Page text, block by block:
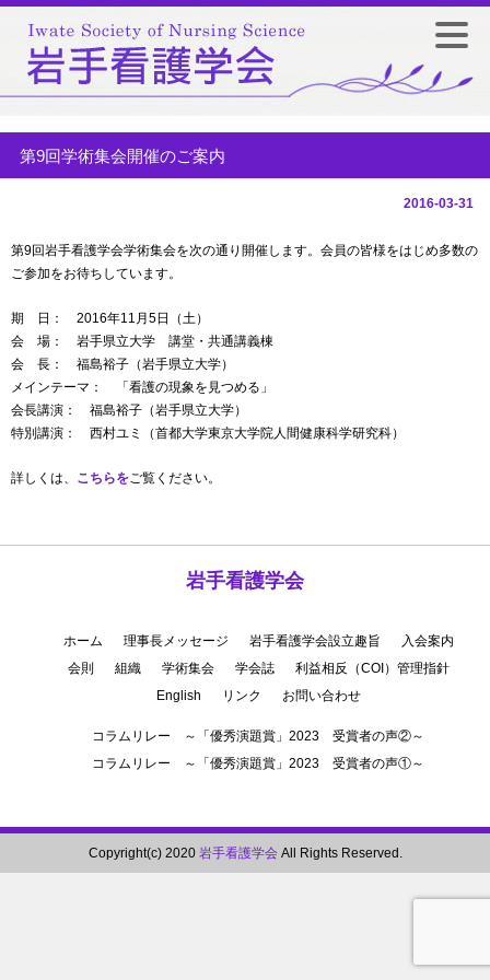
第9回学術集会開催のご案内
2016-03-31
第9回岩手看護学会学術集会を次の通り開催します。会員の皆様をはじめ多数の
ご参加をお待ちしています。
期 日： 2016年11月5日（土）
会 場： 岩手県立大学 講堂・共通講義棟
会 長： 福島裕子（岩手県立大学）
メインテーマ：
「看護の現象を見つめる」
会長講演： 福島裕子（岩手県立大学）
特別講演： 西村ユミ（首都大学東京大学院人間健康科学研究科）
詳しくは、 こちらをご覧ください。
岩手看護学会
ホーム 理事長メッセージ 岩手看護学会設立趣旨
入会案内
会則
組織 学術集会 学会誌
利益相反（COI）管理指針
English
リンク お問い合わせ
コラムリレー ～「優秀演題賞」2023 受賞者の声②～
コラムリレー ～「優秀演題賞」2023 受賞者の声①～
Copyright(c) 2020 岩手看護学会All Rights Reserved.